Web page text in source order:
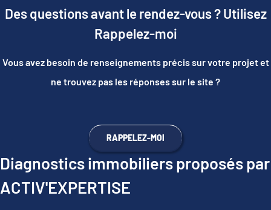
Des questions avant le rendez-vous ? Utilisez
Rappelez-moi
Vous avez besoin de renseignements précis sur votre projet et
ne trouvez pas les réponses sur le site ?
RAPPELEZ-MOI
Diagnostics immobiliers proposés par
ACTIV'EXPERTISE